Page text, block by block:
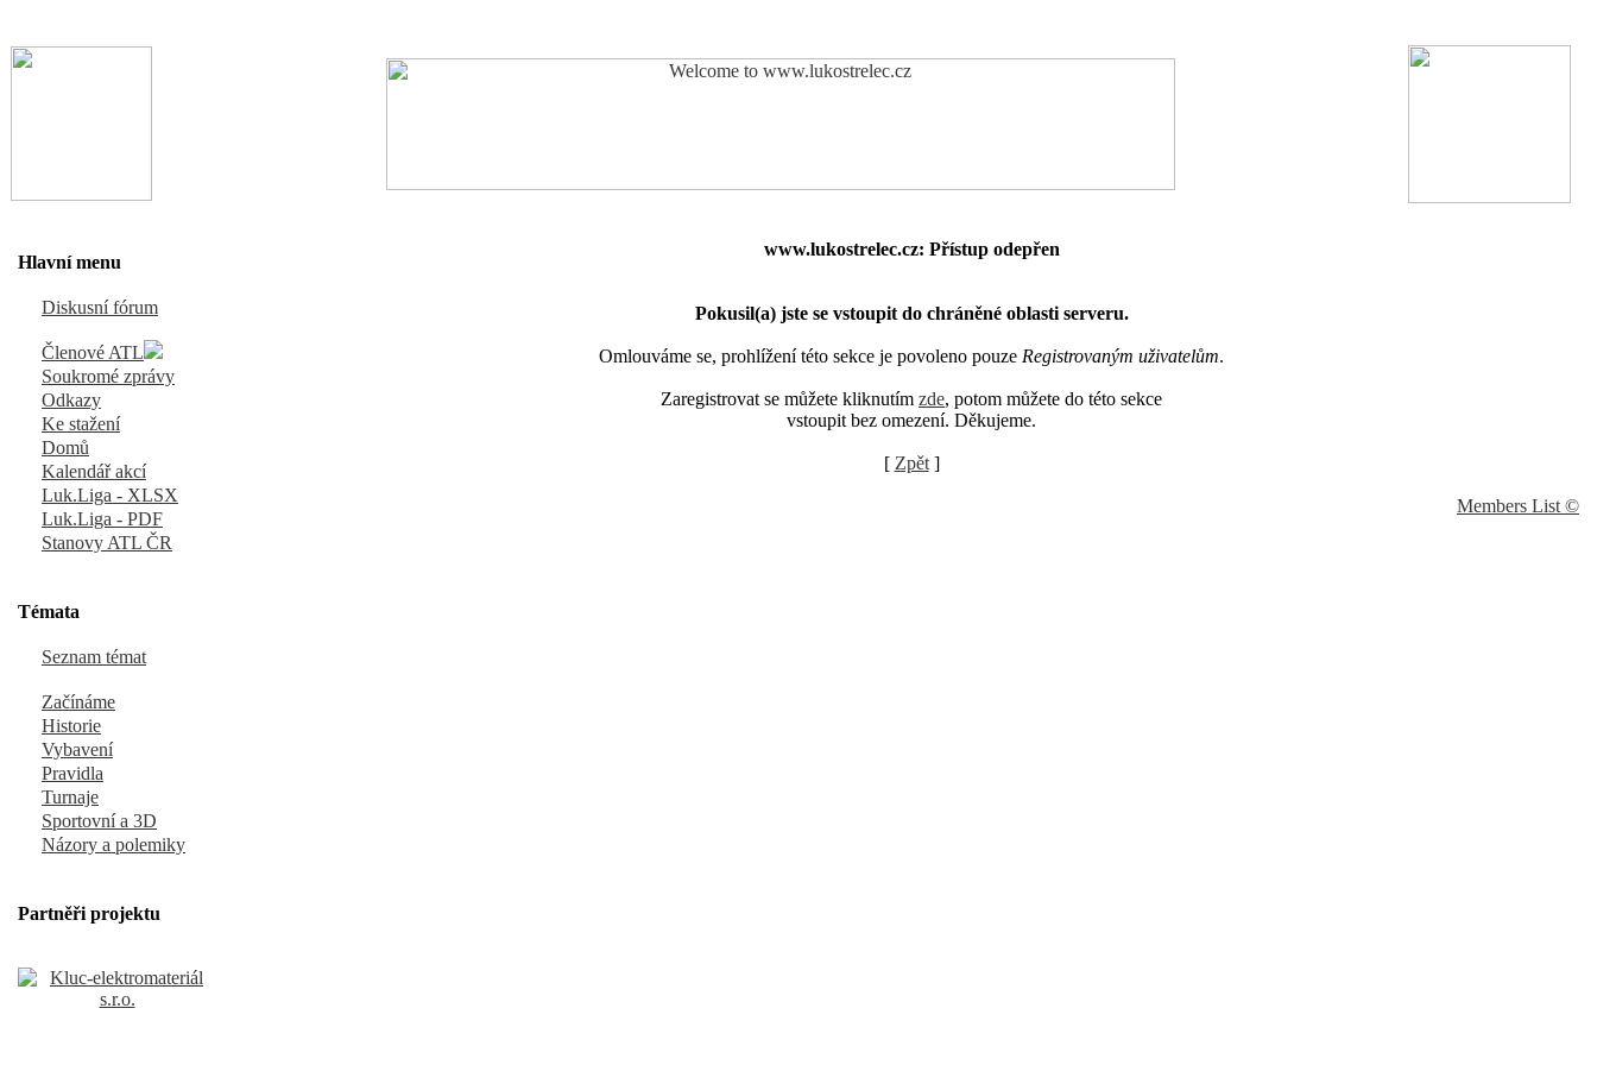
Hlavní menu
Diskusní fórum
Členové ATL
Soukromé zprávy
Odkazy
Ke stažení
Domů
Kalendář akcí
Luk.Liga - XLSX
Luk.Liga - PDF
Stanovy ATL ČR
Témata
Seznam témat
Začínáme
Historie
Vybavení
Pravidla
Turnaje
Sportovní a 3D
Názory a polemiky
Partněři projektu
www.lukostrelec.cz: Přístup odepřen
Pokusil(a) jste se vstoupit do chráněné oblasti serveru.
Omlouváme se, prohlížení této sekce je povoleno pouze Registrovaným uživatelům.
Zaregistrovat se můžete kliknutím zde, potom můžete do této sekce
vstoupit bez omezení. Děkujeme.
[ Zpět]
Members List ©